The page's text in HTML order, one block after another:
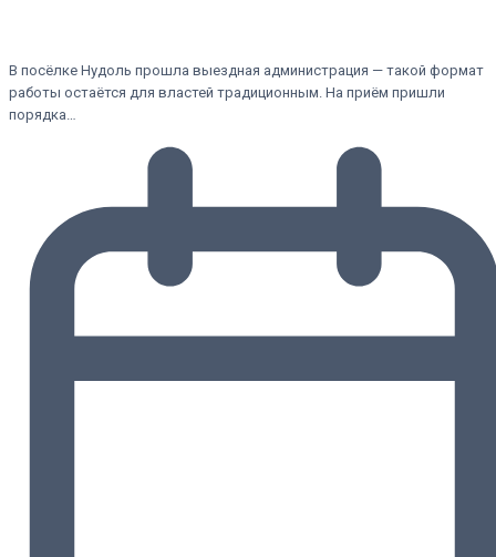
В посёлке Нудоль прошла выездная администрация — такой формат
работы остаётся для властей традиционным. На приём пришли
порядка…